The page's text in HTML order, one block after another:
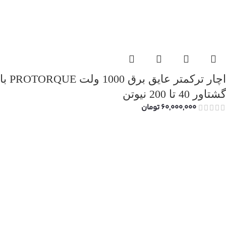
اچار ترکمتر عایق برق 1000 ولت PROTORQUE با
گشتاور 40 تا 200 نیوتن
60,000,000تومان